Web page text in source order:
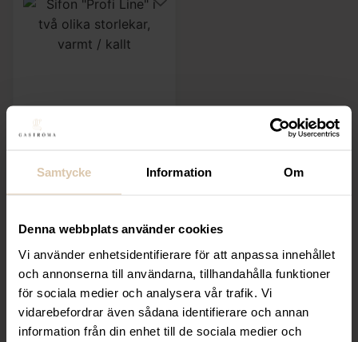
Samtycke Information Om
Denna webbplats använder cookies
Vi använder enhetsidentifierare för att anpassa innehållet
och annonserna till användarna, tillhandahålla funktioner
för sociala medier och analysera vår trafik. Vi
vidarebefordrar även sådana identifierare och annan
information från din enhet till de sociala medier och
Sifon ”Profi Line” i två
kallt
Från999,20
VÄLJ
Relaterade produkter